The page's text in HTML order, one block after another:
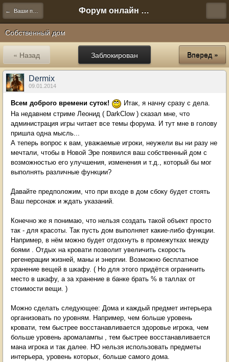
← Ваши предложения Форум онлайн игры "Новая Эра" (Нюра Биз)
Собственный дом
Заблокирован
« Назад Вперед »
Dermix
09.01.2014
Всем доброго времени суток!
Итак, я начну сразу с дела.
На недавнем стриме Леонид ( DarkClow ) сказал мне, что
администрация игры читает все темы форума. И тут мне в голову
пришла одна мысль...
А теперь вопрос к вам, уважаемые игроки, неужели вы ни разу не
мечтали, чтобы в Новой Эре появился ваш собственный дом с
возможностью его улучшения, изменения и т.д., который бы мог
выполнять различные функции?
Давайте предположим, что при входе в дом сбоку будет стоять
Ваш персонаж и ждать указаний.
Конечно же я понимаю, что нельзя создать такой объект просто
так - для красоты. Так пусть дом выполняет какие-либо функции.
Например, в нём можно будет отдохнуть в промежутках между
боями . Отдых на кровати позволит увеличить скорость
регенерации жизней, маны и энергии. Возможно бесплатное
хранение вещей в шкафу. ( Но для этого придётся ограничить
место в шкафу, а за хранение в банке брать % в таллах от
стоимости вещи. )
Можно сделать следующее: Дома и каждый предмет интерьера
организовать по уровням. Например, чем больше уровень
кровати, тем быстрее восстанавливается здоровье игрока, чем
больше уровень аромалампы , тем быстрее восстанавливается
мана игрока и так далее. НО нельзя использовать предметы
интерьера, уровень которых, больше самого дома.